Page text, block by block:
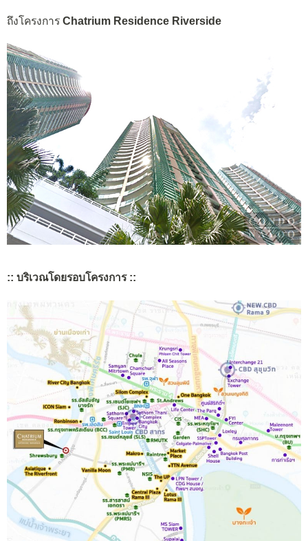
ถึงโครงการ Chatrium Residence Riverside
:: บริเวณโดยรอบโครงการ ::